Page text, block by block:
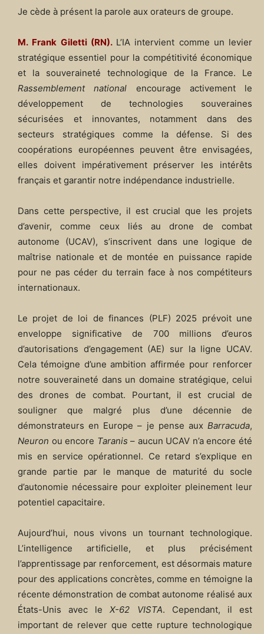
Je cède à présent la parole aux orateurs de groupe.
M. Frank Giletti (RN). L’IA intervient comme un levier
stratégique essentiel pour la compétitivité économique
et la souveraineté technologique de la France. Le
Rassemblement national encourage activement le
développement de technologies souveraines
sécurisées et innovantes, notamment dans des
secteurs stratégiques comme la défense. Si des
coopérations européennes peuvent être envisagées,
elles doivent impérativement préserver les intérêts
français et garantir notre indépendance industrielle.
Dans cette perspective, il est crucial que les projets
d’avenir, comme ceux liés au drone de combat
autonome (UCAV), s’inscrivent dans une logique de
maîtrise nationale et de montée en puissance rapide
pour ne pas céder du terrain face à nos compétiteurs
internationaux.
Le projet de loi de finances (PLF) 2025 prévoit une
enveloppe significative de 700 millions d’euros
d’autorisations d’engagement (AE) sur la ligne UCAV.
Cela témoigne d’une ambition affirmée pour renforcer
notre souveraineté dans un domaine stratégique, celui
des drones de combat. Pourtant, il est crucial de
souligner que malgré plus d’une décennie de
démonstrateurs en Europe – je pense aux Barracuda,
Neuron ou encore Taranis – aucun UCAV n’a encore été
mis en service opérationnel. Ce retard s’explique en
grande partie par le manque de maturité du socle
d’autonomie nécessaire pour exploiter pleinement leur
potentiel capacitaire.
Aujourd’hui, nous vivons un tournant technologique.
L’intelligence artificielle, et plus précisément
l’apprentissage par renforcement, est désormais mature
pour des applications concrètes, comme en témoigne la
récente démonstration de combat autonome réalisé aux
États-Unis avec leX-62 VISTA. Cependant, il est
important de relever que cette rupture technologique